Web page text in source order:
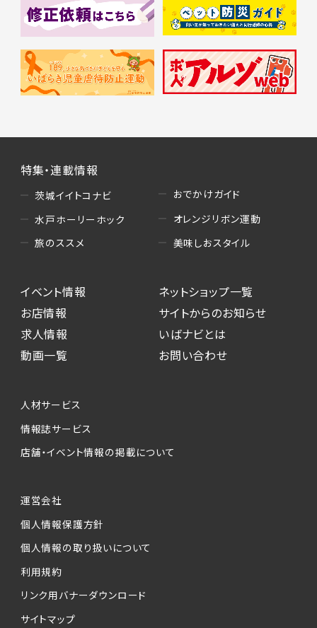
特集・連載情報
茨城イイトコナビ
水戸ホーリーホック
旅のススメ
おでかけガイド
オレンジリボン運動
美味しおスタイル
イベント情報
お店情報
求人情報
動画一覧
ネットショップ一覧
サイトからのお知らせ
いばナビとは
お問い合わせ
人材サービス
情報誌サービス
店舗・イベント情報の掲載について
運営会社
個人情報保護方針
個人情報の取り扱いについて
利用規約
リンク用バナーダウンロード
サイトマップ